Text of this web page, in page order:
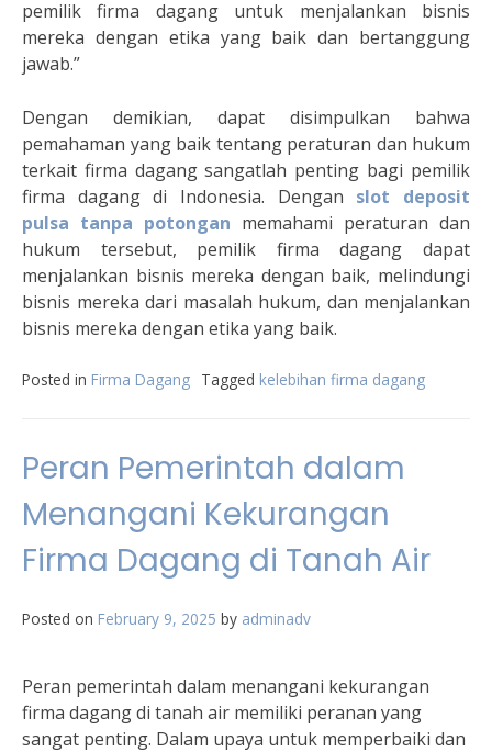
pemilik firma dagang untuk menjalankan bisnis
mereka dengan etika yang baik dan bertanggung
jawab.”
Dengan demikian, dapat disimpulkan bahwa
pemahaman yang baik tentang peraturan dan hukum
terkait firma dagang sangatlah penting bagi pemilik
firma dagang di Indonesia. Dengan slot deposit
pulsa tanpa potongan memahami peraturan dan
hukum tersebut, pemilik firma dagang dapat
menjalankan bisnis mereka dengan baik, melindungi
bisnis mereka dari masalah hukum, dan menjalankan
bisnis mereka dengan etika yang baik.
Posted in Firma Dagang Tagged kelebihan firma dagang
Peran Pemerintah dalam
Menangani Kekurangan
Firma Dagang di Tanah Air
Posted on February 9, 2025 by adminadv
Peran pemerintah dalam menangani kekurangan
firma dagang di tanah air memiliki peranan yang
sangat penting. Dalam upaya untuk memperbaiki dan